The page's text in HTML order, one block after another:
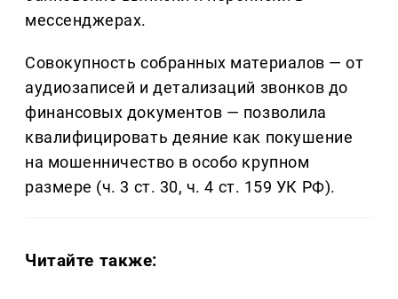
мессенджерах.
Совокупность собранных материалов — от
аудиозаписей и детализаций звонков до
финансовых документов — позволила
квалифицировать деяние как покушение
на мошенничество в особо крупном
размере (ч. 3 ст. 30, ч. 4 ст. 159 УК РФ).
Читайте также: